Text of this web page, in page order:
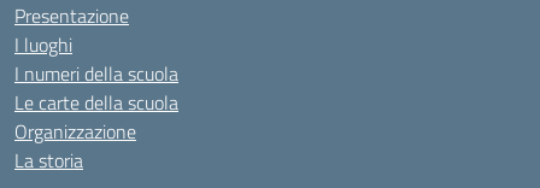
Presentazione
I luoghi
I numeri della scuola
Le carte della scuola
Organizzazione
La storia